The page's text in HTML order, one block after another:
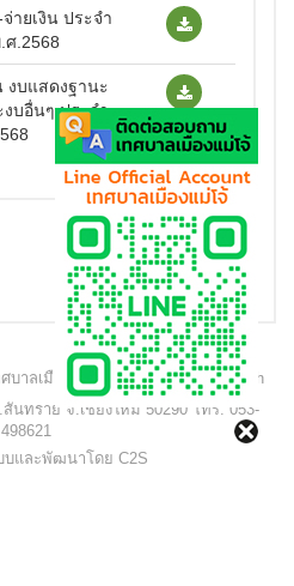
ายเงิน ประจำ
.2568
งบแสดงฐานะ
งบอื่นๆ ประจำ
บาลเมืองแม่โจ้ - www.maejocity.go.th
นทราย จ.เชียงใหม่ 50290 โทร. 053-
498621
บและพัฒนาโดย C2S